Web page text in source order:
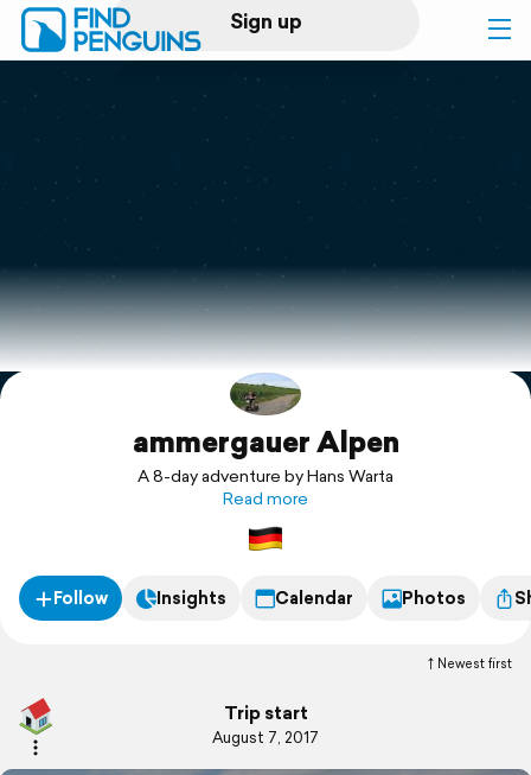
Sign up
Log in
Print a book
Flyover video
Explore
Supportammergauer Alpen
A 8-day adventure by Hans Warta
Read more
Follow Insights Calendar Photos
Newest first
Trip start
August 7, 2017